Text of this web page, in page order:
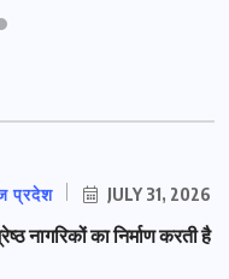
प्रदेश JULY 31, 2026
नागरिकों का निर्माण करती है